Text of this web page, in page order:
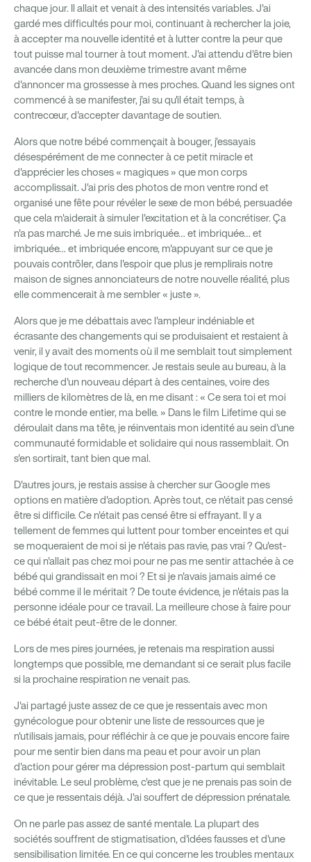
chaque jour. Il allait et venait à des intensités variables. J'ai
gardé mes difficultés pour moi, continuant à rechercher la joie,
à accepter ma nouvelle identité et à lutter contre la peur que
tout puisse mal tourner à tout moment. J'ai attendu d'être bien
avancée dans mon deuxième trimestre avant même
d'annoncer ma grossesse à mes proches. Quand les signes ont
commencé à se manifester, j'ai su qu'il était temps, à
contrecœur, d'accepter davantage de soutien.
Alors que notre bébé commençait à bouger, j'essayais
désespérément de me connecter à ce petit miracle et
d'apprécier les choses « magiques » que mon corps
accomplissait. J'ai pris des photos de mon ventre rond et
organisé une fête pour révéler le sexe de mon bébé, persuadée
que cela m'aiderait à simuler l'excitation et à la concrétiser. Ça
n'a pas marché. Je me suis imbriquée… et imbriquée… et
imbriquée… et imbriquée encore, m'appuyant sur ce que je
pouvais contrôler, dans l'espoir que plus je remplirais notre
maison de signes annonciateurs de notre nouvelle réalité, plus
elle commencerait à me sembler « juste ».
Alors que je me débattais avec l'ampleur indéniable et
écrasante des changements qui se produisaient et restaient à
venir, il y avait des moments où il me semblait tout simplement
logique de tout recommencer. Je restais seule au bureau, à la
recherche d'un nouveau départ à des centaines, voire des
milliers de kilomètres de là, en me disant : « Ce sera toi et moi
contre le monde entier, ma belle. » Dans le film Lifetime qui se
déroulait dans ma tête, je réinventais mon identité au sein d'une
communauté formidable et solidaire qui nous rassemblait. On
s'en sortirait, tant bien que mal.
D'autres jours, je restais assise à chercher sur Google mes
options en matière d'adoption. Après tout, ce n'était pas censé
être si difficile. Ce n'était pas censé être si effrayant. Il y a
tellement de femmes qui luttent pour tomber enceintes et qui
se moqueraient de moi si je n'étais pas ravie, pas vrai ? Qu'est-
ce qui n'allait pas chez moi pour ne pas me sentir attachée à ce
bébé qui grandissait en moi ? Et si je n'avais jamais aimé ce
bébé comme il le méritait ? De toute évidence, je n'étais pas la
personne idéale pour ce travail. La meilleure chose à faire pour
ce bébé était peut-être de le donner.
Lors de mes pires journées, je retenais ma respiration aussi
longtemps que possible, me demandant si ce serait plus facile
si la prochaine respiration ne venait pas.
J'ai partagé juste assez de ce que je ressentais avec mon
gynécologue pour obtenir une liste de ressources que je
n'utilisais jamais, pour réfléchir à ce que je pouvais encore faire
pour me sentir bien dans ma peau et pour avoir un plan
d'action pour gérer ma dépression post-partum qui semblait
inévitable. Le seul problème, c'est que je ne prenais pas soin de
ce que je ressentais déjà. J'ai souffert de dépression prénatale.
On ne parle pas assez de santé mentale. La plupart des
sociétés souffrent de stigmatisation, d'idées fausses et d'une
sensibilisation limitée. En ce qui concerne les troubles mentaux